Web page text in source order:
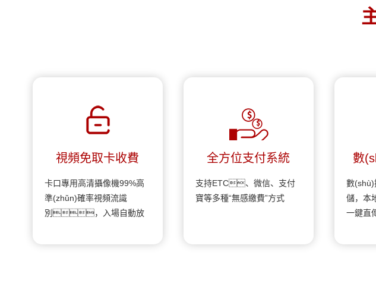
視頻免取卡收費
卡口專用高清攝像機99%高
準(zhǔn)確率視頻流識
別，入場自動放
全方位支付系統
(tǒng)
支持ETC、微信、支付
寶等多種“無感繳費”方式
數
數(shù)
儲，本
一鍵直